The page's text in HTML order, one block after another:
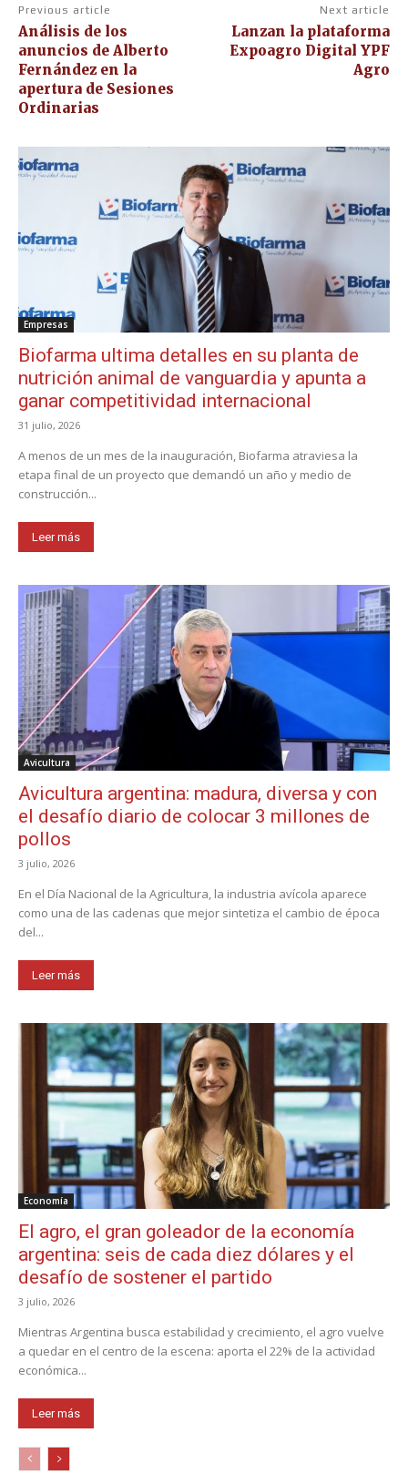
Previous article
Análisis de los
anuncios de Alberto
Fernández en la
apertura de Sesiones
Ordinarias
Next article
Lanzan la plataforma
Expoagro Digital YPF
Agro
Empresas
Biofarma ultima detalles en su planta de
nutrición animal de vanguardia y apunta a
ganar competitividad internacional
31 julio, 2026
A menos de un mes de la inauguración, Biofarma atraviesa la
etapa final de un proyecto que demandó un año y medio de
construcción...
Leer más
Avicultura
Avicultura argentina: madura, diversa y con
el desafío diario de colocar 3 millones de
pollos
3 julio, 2026
En el Día Nacional de la Agricultura, la industria avícola aparece
como una de las cadenas que mejor sintetiza el cambio de época
del...
Leer más
Economía
El agro, el gran goleador de la economía
argentina: seis de cada diez dólares y el
desafío de sostener el partido
3 julio, 2026
Mientras Argentina busca estabilidad y crecimiento, el agro vuelve
a quedar en el centro de la escena: aporta el 22% de la actividad
económica...
Leer más